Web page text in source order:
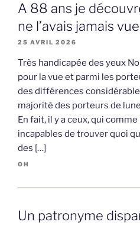
A 88 ans je
ne l’avais jamais
25 AVRIL 2026
Très handicapée des yeux
pour la vue et parmi les
des différences
majorité des porteurs de
En fait, il y a ceux, qui
incapables de trouver quoi
des […]
OH
Un patronyme